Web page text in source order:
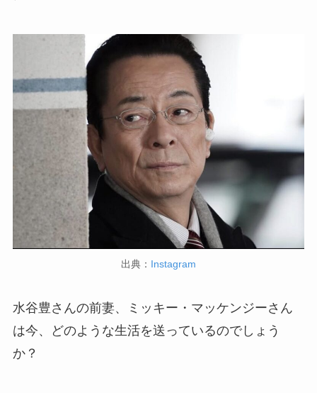
出典： Instagram
水谷豊さんの前妻、ミッキー・マッケンジーさん
は今、どのような生活を送っているのでしょう
か？